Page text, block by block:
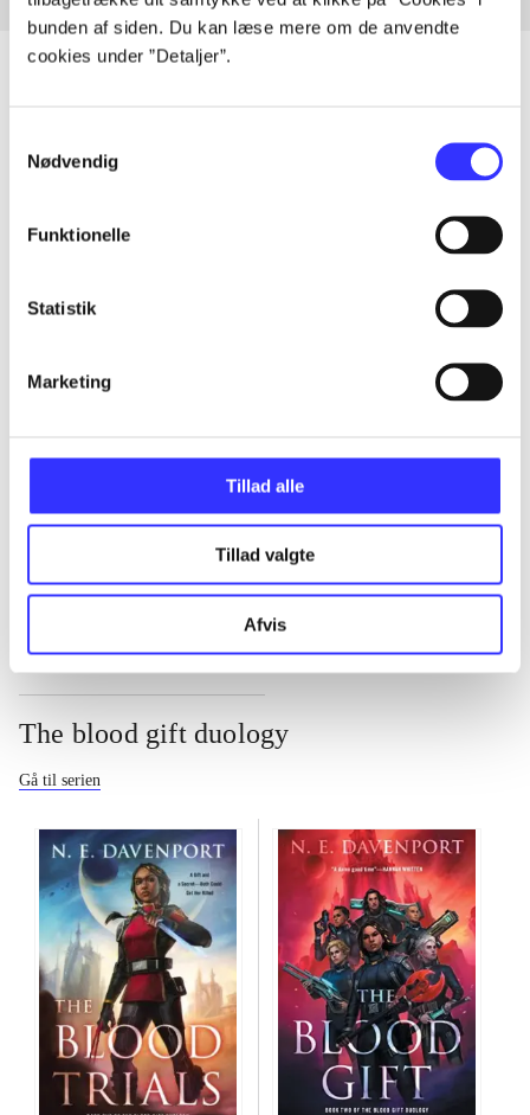
bunden af siden. Du kan læse mere om de anvendte
cookies under ”Detaljer”.
Nødvendig
Funktionelle
Statistik
Marketing
Tillad alle
Tillad valgte
Afvis
Alle registrerede artikler fordelt på udgivelser
...
The blood gift duology
Gå til serien